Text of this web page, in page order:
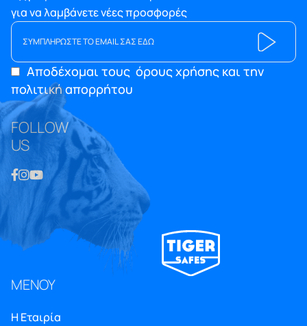
για να λαμβάνετε νέες προσφορές
Αποδέχομαι τους όρους χρήσης και την
πολιτική απορρήτου
FOLLOW
US
ΜΕΝΟΥ
Η Εταιρία